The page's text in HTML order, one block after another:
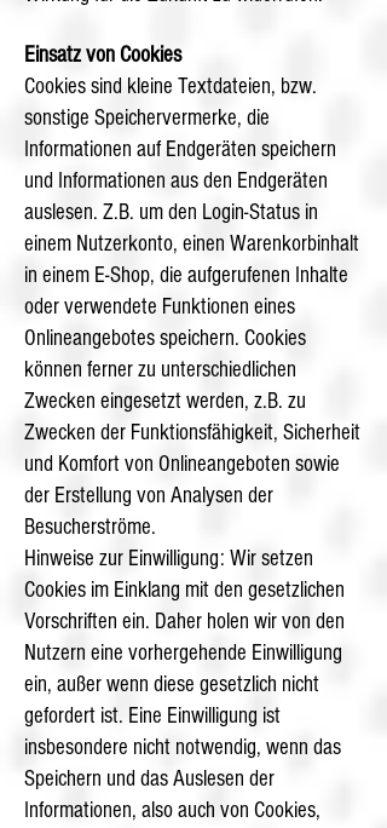
Einsatz von Cookies
Cookies sind kleine Textdateien, bzw.
sonstige Speichervermerke, die
Informationen auf Endgeräten speichern
und Informationen aus den Endgeräten
auslesen. Z.B. um den Login-Status in
einem Nutzerkonto, einen Warenkorbinhalt
in einem E-Shop, die aufgerufenen Inhalte
oder verwendete Funktionen eines
Onlineangebotes speichern. Cookies
können ferner zu unterschiedlichen
Zwecken eingesetzt werden, z.B. zu
Zwecken der Funktionsfähigkeit, Sicherheit
und Komfort von Onlineangeboten sowie
der Erstellung von Analysen der
Besucherströme.
Hinweise zur Einwilligung: Wir setzen
Cookies im Einklang mit den gesetzlichen
Vorschriften ein. Daher holen wir von den
Nutzern eine vorhergehende Einwilligung
ein, außer wenn diese gesetzlich nicht
gefordert ist. Eine Einwilligung ist
insbesondere nicht notwendig, wenn das
Speichern und das Auslesen der
Informationen, also auch von Cookies,